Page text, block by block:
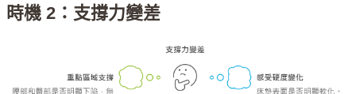
時機 2：支撐力變差